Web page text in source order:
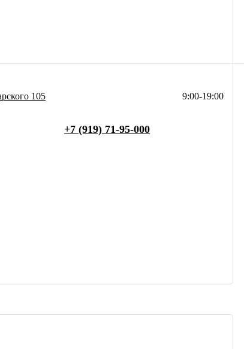
9:00-19:00
105
+7 (919) 71-95-000